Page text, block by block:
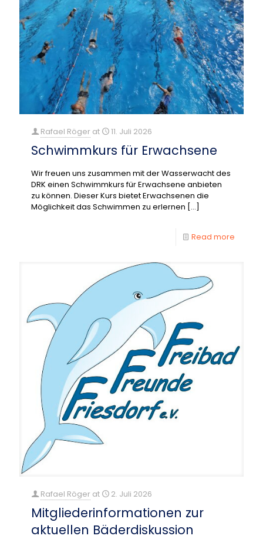
Rafael Röger at 11. Juli 2026
Schwimmkurs für Erwachsene
Wir freuen uns zusammen mit der Wasserwacht des
DRK einen Schwimmkurs für Erwachsene anbieten
zu können. Dieser Kurs bietet Erwachsenen die
Möglichkeit das Schwimmen zu erlernen […]
Read more
Rafael Röger at 2. Juli 2026
Mitgliederinformationen zur
aktuellen Bäderdiskussion